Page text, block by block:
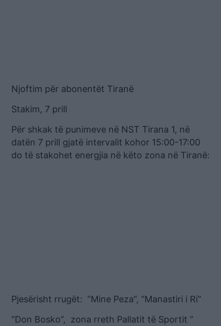
Njoftim për abonentët Tiranë
Stakim, 7 prill
Për shkak të punimeve në NST Tirana 1, në
datën 7 prill gjatë intervalit kohor 15:00-17:00
do të stakohet energjia në këto zona në Tiranë:
Pjesërisht rrugët: “Mine Peza”, “Manastiri i Ri”
“Don Bosko”, zona rreth Pallatit të Sportit ”